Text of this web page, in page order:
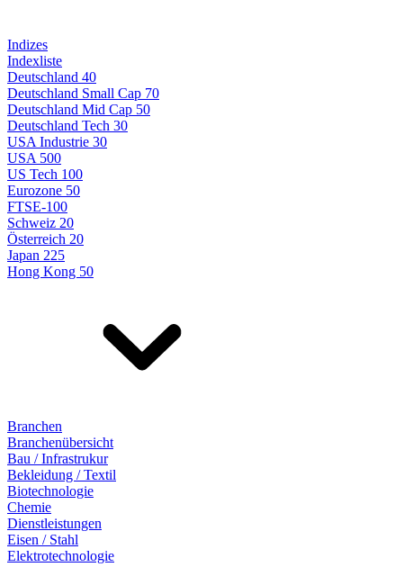
Indizes
Indexliste
Deutschland 40
Deutschland Small Cap 70
Deutschland Mid Cap 50
Deutschland Tech 30
USA Industrie 30
USA 500
US Tech 100
Eurozone 50
FTSE-100
Schweiz 20
Österreich 20
Japan 225
Hong Kong 50
Branchen
Branchenübersicht
Bau / Infrastrukur
Bekleidung / Textil
Biotechnologie
Chemie
Dienstleistungen
Eisen / Stahl
Elektrotechnologie